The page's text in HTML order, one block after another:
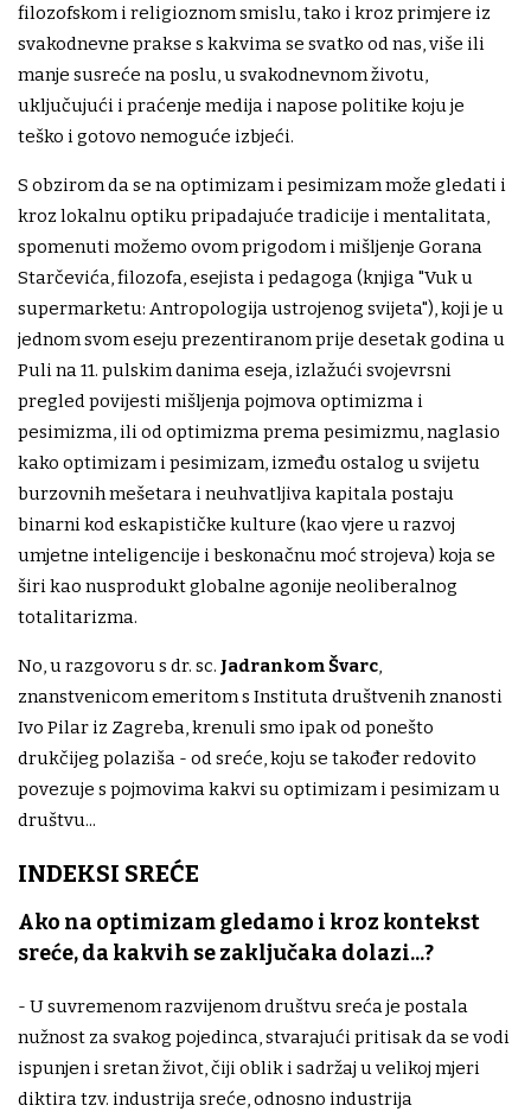
filozofskom i religioznom smislu, tako i kroz primjere iz
svakodnevne prakse s kakvima se svatko od nas, više ili
manje susreće na poslu, u svakodnevnom životu,
uključujući i praćenje medija i napose politike koju je
teško i gotovo nemoguće izbjeći.
S obzirom da se na optimizam i pesimizam može gledati i
kroz lokalnu optiku pripadajuće tradicije i mentalitata,
spomenuti možemo ovom prigodom i mišljenje Gorana
Starčevića, filozofa, esejista i pedagoga (knjiga "Vuk u
supermarketu: Antropologija ustrojenog svijeta"), koji je u
jednom svom eseju prezentiranom prije desetak godina u
Puli na 11. pulskim danima eseja, izlažući svojevrsni
pregled povijesti mišljenja pojmova optimizma i
pesimizma, ili od optimizma prema pesimizmu, naglasio
kako optimizam i pesimizam, između ostalog u svijetu
burzovnih mešetara i neuhvatljiva kapitala postaju
binarni kod eskapističke kulture (kao vjere u razvoj
umjetne inteligencije i beskonačnu moć strojeva) koja se
širi kao nusprodukt globalne agonije neoliberalnog
totalitarizma.
No, u razgovoru s dr. sc. Jadrankom Švarc,
znanstvenicom emeritom s Instituta društvenih znanosti
Ivo Pilar iz Zagreba, krenuli smo ipak od ponešto
drukčijeg polaziša - od sreće, koju se također redovito
povezuje s pojmovima kakvi su optimizam i pesimizam u
društvu...
INDEKSI SREĆE
Ako na optimizam gledamo i kroz kontekst
sreće, da kakvih se zaključaka dolazi...?
- U suvremenom razvijenom društvu sreća je postala
nužnost za svakog pojedinca, stvarajući pritisak da se vodi
ispunjen i sretan život, čiji oblik i sadržaj u velikoj mjeri
diktira tzv. industrija sreće, odnosno industrija